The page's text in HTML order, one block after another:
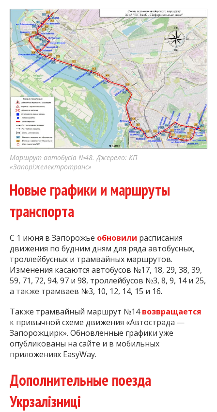
Маршрут автобусів №48. Джерело: КП
«Запоріжелектротранс»
Новые графики и маршруты
транспорта
С 1 июня в Запорожье обновили расписания
движения по будним дням для ряда автобусных,
троллейбусных и трамвайных маршрутов.
Изменения касаются автобусов №17, 18, 29, 38, 39,
59, 71, 72, 94, 97 и 98, троллейбусов №3, 8, 9, 14 и 25,
а также трамваев №3, 10, 12, 14, 15 и 16.
Также трамвайный маршрут №14возвращается
к привычной схеме движения «Автострада —
Запорожцирк». Обновленные графики уже
опубликованы на сайте и в мобильных
приложениях EasyWay.
Дополнительные поезда
Укрзалізниці